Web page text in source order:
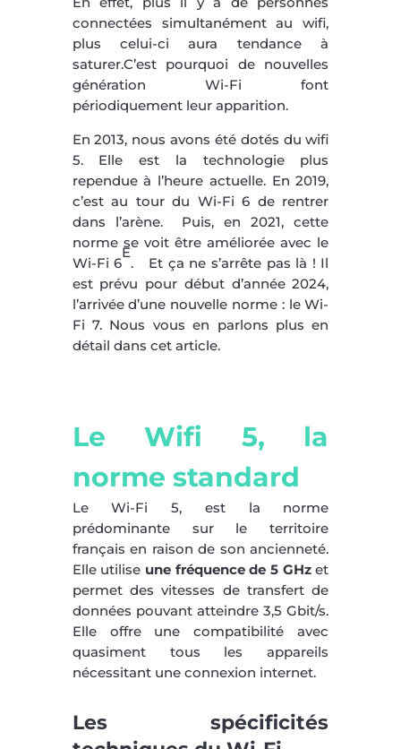
connectées simultanément au wifi,
plus celui-ci aura tendance à
saturer.C’est pourquoi de nouvelles
génération Wi-Fi font
périodiquement leur apparition.
En 2013, nous avons été dotés du wifi
5. Elle est la technologie plus
rependue à l’heure actuelle. En 2019,
c’est au tour du Wi-Fi 6 de rentrer
dans l’arène. Puis, en 2021, cette
norme se voit être améliorée avec le
Wi-Fi 6
E
. Et ça ne s’arrête pas là ! Il
est prévu pour début d’année 2024,
l’arrivée d’une nouvelle norme : le Wi-
Fi 7. Nous vous en parlons plus en
détail dans cet article.
Le Wifi 5, la
norme standard
Le Wi-Fi 5, est la norme
prédominante sur le territoire
français en raison de son ancienneté.
Elle utilise une fréquence de 5 GHzet
permet des vitesses de transfert de
données pouvant atteindre 3,5 Gbit/s.
Elle offre une compatibilité avec
quasiment tous les appareils
nécessitant une connexion internet.
Les spécificités